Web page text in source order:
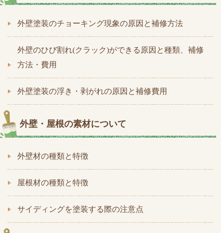
外壁塗装のチョーキング現象の原因と補修方法
外壁のひび割れ(クラック)ができる原因と種類、補修
方法・費用
外壁塗装の浮き・剥がれの原因と補修費用
外壁・屋根の素材について
外壁材の種類と特徴
屋根材の種類と特徴
サイディングを塗装する際の注意点